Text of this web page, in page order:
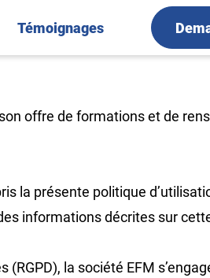
Témoignages
offre de formations et de
la présente politique
informations décrites sur
la société EFM